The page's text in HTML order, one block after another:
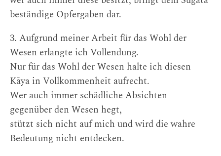
beständige Opfergaben dar.
3. Aufgrund meiner Arbeit für das Wohl der
Wesen erlangte ich Vollendung.
Nur für das Wohl der Wesen halte ich diesen
Kāya in Vollkommenheit aufrecht.
Wer auch immer schädliche Absichten
gegenüber den Wesen hegt,
stützt sich nicht auf mich und wird die wahre
Bedeutung nicht entdecken.